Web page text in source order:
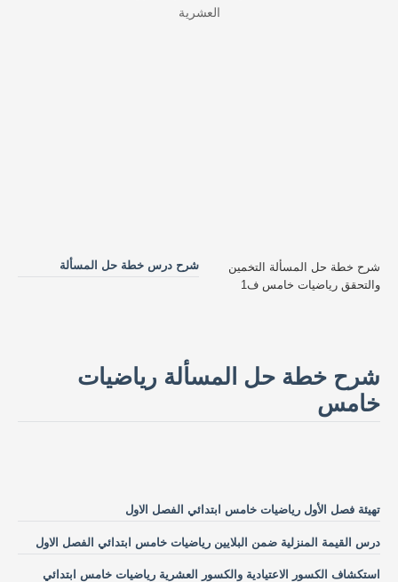
العشرية
شرح خطة حل المسألة التخمين
والتحقق رياضيات خامس ف1
شرح درس خطة حل المسألة
شرح خطة حل المسألة رياضيات
خامس
تهيئة فصل الأول رياضيات خامس ابتدائي الفصل الاول
درس القيمة المنزلية ضمن البلايين رياضيات خامس ابتدائي الفصل الاول
استكشاف الكسور الاعتيادية والكسور العشرية رياضيات خامس ابتدائي